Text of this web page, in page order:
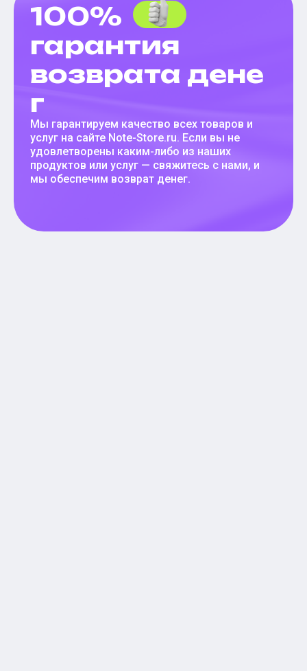
100%
гарантия
возврата дене
г
Мы гарантируем качество всех товаров и
услуг на сайте Note-Store.ru. Если вы не
удовлетворены каким-либо из наших
продуктов или услуг — свяжитесь с нами, и
мы обеспечим возврат денег.